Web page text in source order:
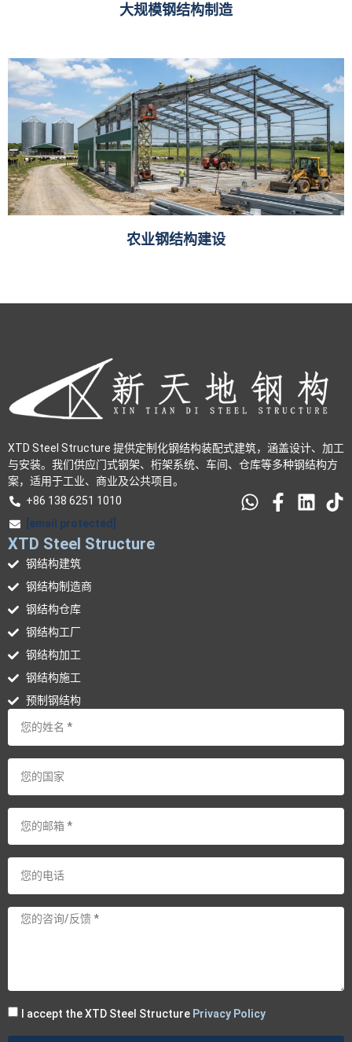
大规模钢结构制造
农业钢结构建设
XTD Steel Structure 提供定制化钢结构装配式建筑，涵盖设计、加工
与安装。我们供应门式钢架、桁架系统、车间、仓库等多种钢结构方
案，适用于工业、商业及公共项目。
+86 138 6251 1010
[email protected]
XTD Steel Structure
钢结构建筑
钢结构制造商
钢结构仓库
钢结构工厂
钢结构加工
钢结构施工
预制钢结构
I accept the XTD Steel Structure Privacy Policy